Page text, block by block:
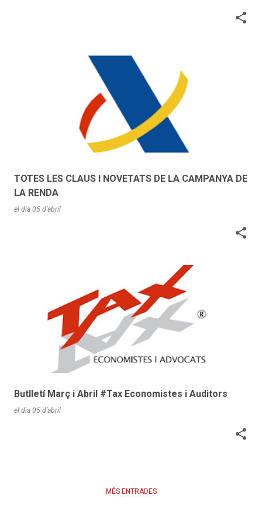
TOTES LES CLAUS I NOVETATS DE LA CAMPANYA DE
LA RENDA
el dia 05 d’abril
Butlletí Març i Abril #Tax Economistes i Auditors
el dia 05 d’abril
MÉS ENTRADES